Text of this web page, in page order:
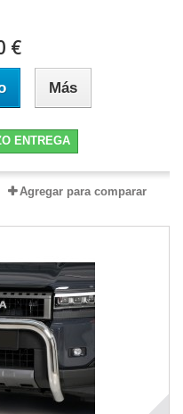
€
Más
ENTREGA
Agregar para comparar